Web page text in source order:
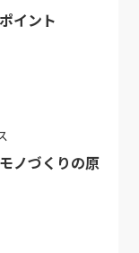
イント
ノづくりの原